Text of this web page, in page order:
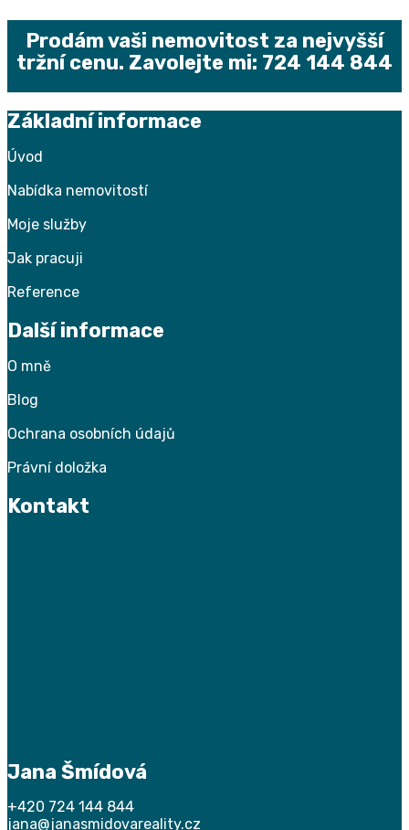
Prodám vaši nemovitost za nejvyšší
tržní cenu. Zavolejte mi: 724 144 844
Základní informace
Úvod
Nabídka nemovitostí
Moje služby
Jak pracuji
Reference
Další informace
O mně
Blog
Ochrana osobních údajů
Právní doložka
Kontakt
Jana Šmídová
+420 724 144 844
jana@janasmidovareality.cz